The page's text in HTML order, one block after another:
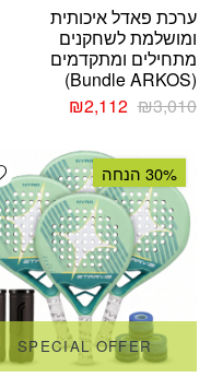
ערכת פאדל איכותית
ומושלמת לשחקנים
מתחילים ומתקדמים
(Bundle ARKOS)
₪3,010
המחיר
₪3,010.
₪2,112
הוא:
₪2,112.
30% הנחה
SPECIAL OFFER